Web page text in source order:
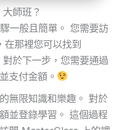
師班？
一般且簡單。 您需要訪
那裡您可以找到
於下一步，您需要通過
支付金額。
無限知識和樂趣。 對於
並登錄學習。 這個過程